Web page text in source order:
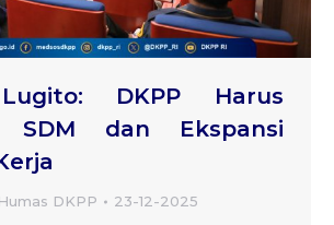
DKPP Harus
SDM dan Ekspansi
Humas DKPP 23-12-2025